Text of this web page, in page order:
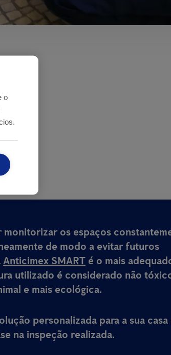
os espaços
de modo a evitar futuros
Anticimex SMART é o mais
utilizado é considerado não
e mais ecológica.
personalizada para a sua casa
na inspeção realizada.
o